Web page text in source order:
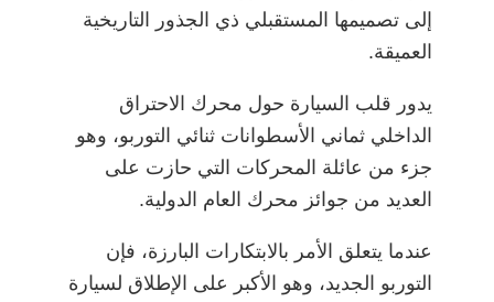
إلى تصميمها المستقبلي ذي الجذور التاريخية
العميقة.
يدور قلب السيارة حول محرك الاحتراق
الداخلي ثماني الأسطوانات ثنائي التوربو، وهو
جزء من عائلة المحركات التي حازت على
العديد من جوائز محرك العام الدولية.
عندما يتعلق الأمر بالابتكارات البارزة، فإن
التوربو الجديد، وهو الأكبر على الإطلاق لسيارة